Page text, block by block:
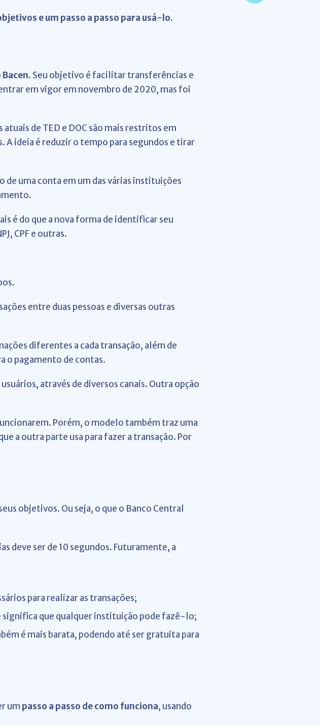
e um passo a passo para usá-lo.
. Seu objetivo é facilitar transferências e
em vigor em novembro de 2020, mas foi
atuais de TED e DOC são mais restritos em
ideia é reduzir o tempo para segundos e tirar
uma conta em um das várias instituições
é do que a nova forma de identificar seu
CPF e outras.
.
entre duas pessoas e diversas outras
diferentes a cada transação, além de
o pagamento de contas.
através de diversos canais. Outra opção
Porém, o modelo também traz uma
a outra parte usa para fazer a transação. Por
objetivos. Ou seja, o que o Banco Central
deve ser de 10 segundos. Futuramente, a
para realizar as transações;
significa que qualquer instituição pode fazê-lo;
é mais barata, podendo até ser gratuita para
um passo a passo de como funciona, usando